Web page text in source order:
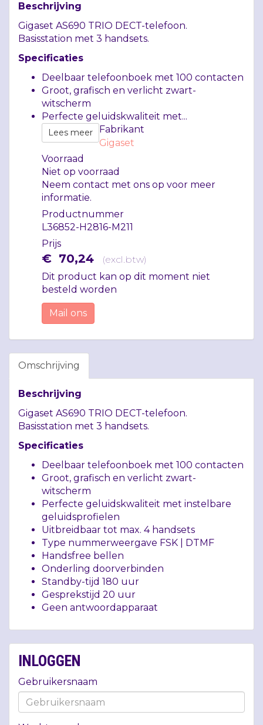
Beschrijving
Gigaset AS690 TRIO DECT-telefoon.
Basisstation met 3 handsets.
Specificaties
Deelbaar telefoonboek met 100 contacten
Groot, grafisch en verlicht zwart-
witscherm
Perfecte geluidskwaliteit met...
Lees meer
Fabrikant
Gigaset
Voorraad
Niet op voorraad
Neem contact met ons op voor meer
informatie.
Productnummer
L36852-H2816-M211
Prijs
€ 70,24 (excl.btw)
Dit product kan op dit moment niet
besteld worden
Mail ons
Omschrijving
Beschrijving
Gigaset AS690 TRIO DECT-telefoon.
Basisstation met 3 handsets.
Specificaties
Deelbaar telefoonboek met 100 contacten
Groot, grafisch en verlicht zwart-
witscherm
Perfecte geluidskwaliteit met instelbare
geluidsprofielen
Uitbreidbaar tot max. 4 handsets
Type nummerweergave FSK
DTMF
Handsfree bellen
Onderling doorverbinden
Standby-tijd 180 uur
Gesprekstijd 20 uur
Geen antwoordapparaat
INLOGGEN
Gebruikersnaam